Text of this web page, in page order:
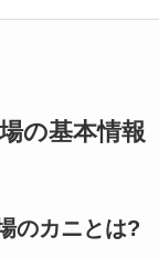
の基本情報
のカニとは?